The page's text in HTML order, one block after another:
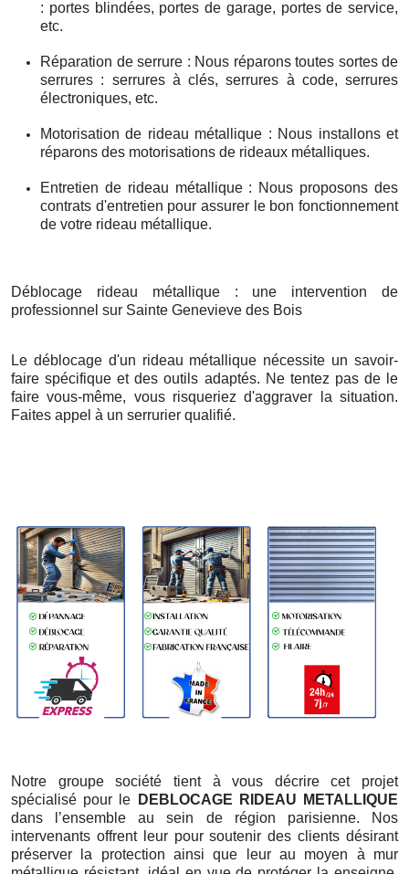
: portes blindées, portes de garage, portes de service,
etc.
Réparation de serrure : Nous réparons toutes sortes de
serrures : serrures à clés, serrures à code, serrures
électroniques, etc.
Motorisation de rideau métallique : Nous installons et
réparons des motorisations de rideaux métalliques.
Entretien de rideau métallique : Nous proposons des
contrats d'entretien pour assurer le bon fonctionnement
de votre rideau métallique.
Déblocage rideau métallique : une intervention de
professionnel sur Sainte Genevieve des Bois
Le déblocage d'un rideau métallique nécessite un savoir-
faire spécifique et des outils adaptés. Ne tentez pas de le
faire vous-même, vous risqueriez d'aggraver la situation.
Faites appel à un serrurier qualifié.
Notre groupe société tient à vous décrire cet projet
spécialisé pour le
DEBLOCAGE RIDEAU METALLIQUE
dans l’ensemble au sein de région parisienne. Nos
intervenants offrent leur pour soutenir des clients désirant
préserver la protection ainsi que leur au moyen à mur